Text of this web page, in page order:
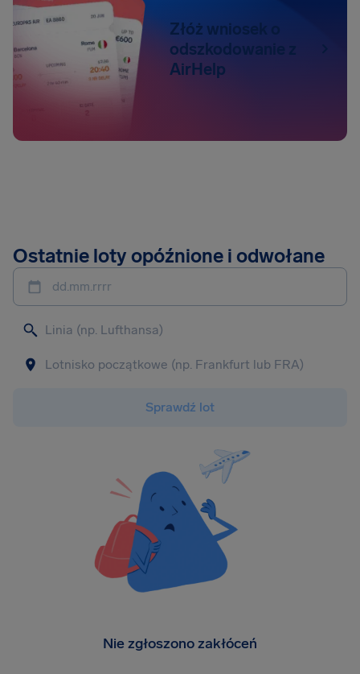
Złóż wniosek o
odszkodowanie z
AirHelp
Ostatnie loty opóźnione i odwołane
dd.mm.rrrr
Sprawdź lot
Nie zgłoszono zakłóceń